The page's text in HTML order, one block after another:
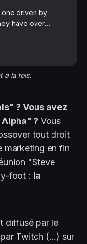
one driven by
have over
game –
behaviors. In
à la fois.
? Vous avez
? Vous
tout droit
marketing en fin
"Steve
foot : la
diffusé par le
Twitch (...) sur